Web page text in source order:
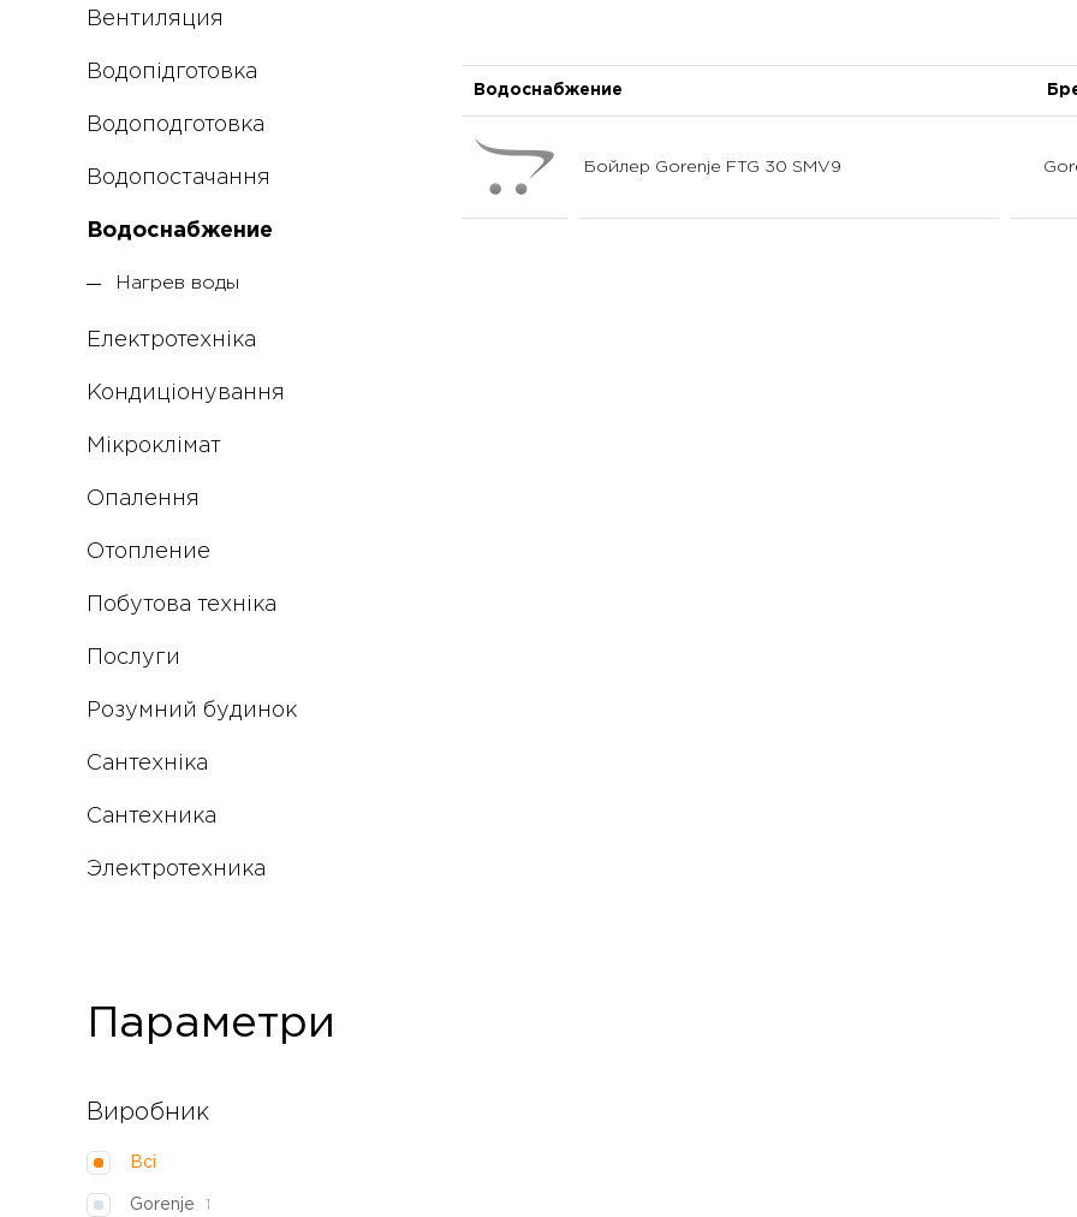
Вентиляция
Водопідготовка
Водоподготовка
Водопостачання
Водоснабжение
Нагрев воды
Електротехніка
Кондиціонування
Мікроклімат
Опалення
Отопление
Побутова техніка
Послуги
Розумний будинок
Сантехніка
Сантехника
Электротехника
Параметри
Виробник
Всі
Gorenje 1
Водоснабжение
Бойлер Gorenje FTG 30 SMV9